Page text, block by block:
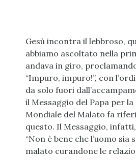
Gesù incontra il lebbroso,
abbiamo ascoltato nella
andava in giro,
“Impuro, impuro!”, con
da solo fuori
il Messaggio del Papa per
Mondiale del Malato fa
questo. Il Messaggio,
“Non è bene che l’uomo sia
malato curandone le